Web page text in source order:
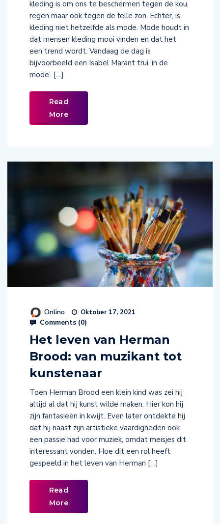
kleding is om ons te beschermen tegen de kou,
regen maar ook tegen de felle zon. Echter, is
kleding niet hetzelfde als mode. Mode houdt in
dat mensen kleding mooi vinden en dat het
een trend wordt. Vandaag de dag is
bijvoorbeeld een Isabel Marant trui ‘in de
mode’. […]
Read
More
Onlino Oktober 17, 2021
Comments (0)
Het leven van Herman
Brood: van muzikant tot
kunstenaar
Toen Herman Brood een klein kind was zei hij
altijd al dat hij kunst wilde maken. Hier kon hij
zijn fantasieën in kwijt. Even later ontdekte hij
dat hij naast zijn artistieke vaardigheden ook
een passie had voor muziek, omdat meisjes dit
interessant vonden. Hoe dit een rol heeft
gespeeld in het leven van Herman […]
Read
More